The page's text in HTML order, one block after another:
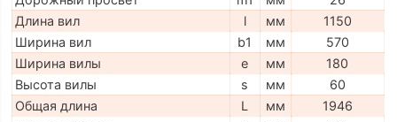
Длина вил
l мм
1150
Ширина вил
b1 мм
570
Ширина вилы
e мм
180
Высота вилы
s мм
60
Общая длина
L мм
1946